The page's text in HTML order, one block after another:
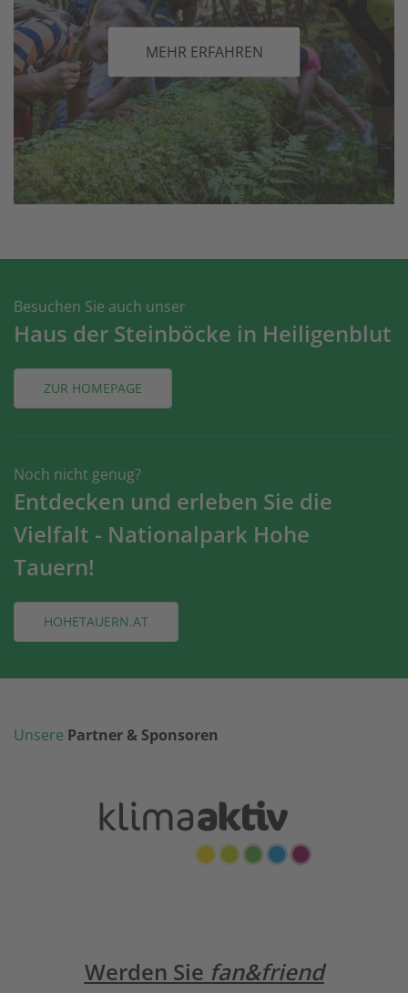
MEHR ERFAHREN
Besuchen Sie auch unser
Haus der Steinböcke in Heiligenblut
ZUR HOMEPAGE
Noch nicht genug?
Entdecken und erleben Sie die
Vielfalt - Nationalpark Hohe
Tauern!
HOHETAUERN.AT
Unsere Partner & Sponsoren
Werden Sie fan&friend